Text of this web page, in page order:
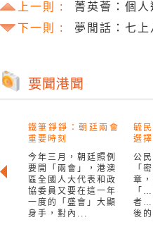
上一則 :
菁英薈：個人
下一則 :
夢閒話：七上
鐵筆錚錚：朝廷兩會
重要時刻
今年三月，朝廷照例
要開「兩會」，港澳
區全國人大代表和政
協委員又要在這一年
一度的「盛會」大顯
身手，對內...
毓
選
公
「
章
「
者
後